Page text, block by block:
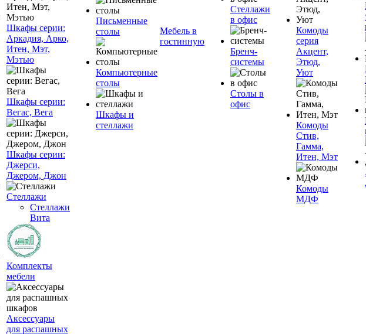
Шкафы серии:
Аркадия, Арко,
Итен, Мэт,
Мэтью
Шкафы серии:
Вегас, Вега
Шкафы серии:
Джерси,
Джером, Джон
Стеллажи
Стеллажи
Вита
Комплекты
мебели
Аксессуары
для распашных
Письменные
столы
Компьютерные
столы
Шкафы и
стеллажи
Мебель в
гостинную
Стеллажи
в офис
Бренч-
системы
Столы в
офис
Комоды
серия
Акцент,
Этюд,
Уют
Комоды
Стив,
Гамма,
Итен, Мэт
Комоды
МДФ